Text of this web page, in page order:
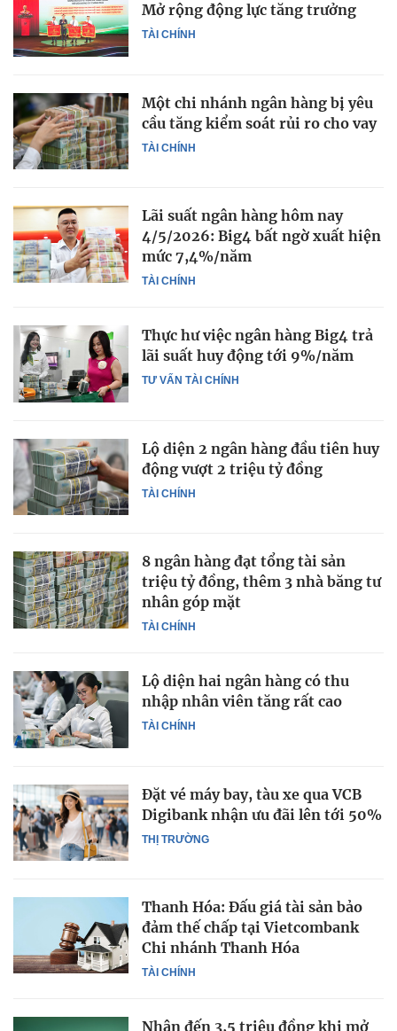
TÀI CHÍNH
Mở rộng động lực tăng trưởng
TÀI CHÍNH
Một chi nhánh ngân hàng bị yêu
cầu tăng kiểm soát rủi ro cho vay
TÀI CHÍNH
Lãi suất ngân hàng hôm nay
4/5/2026: Big4 bất ngờ xuất hiện
mức 7,4%/năm
TƯ VẤN TÀI CHÍNH
Thực hư việc ngân hàng Big4 trả
lãi suất huy động tới 9%/năm
TÀI CHÍNH
Lộ diện 2 ngân hàng đầu tiên huy
động vượt 2 triệu tỷ đồng
TÀI CHÍNH
8 ngân hàng đạt tổng tài sản
triệu tỷ đồng, thêm 3 nhà băng tư
nhân góp mặt
TÀI CHÍNH
Lộ diện hai ngân hàng có thu
nhập nhân viên tăng rất cao
THỊ TRƯỜNG
Đặt vé máy bay, tàu xe qua VCB
Digibank nhận ưu đãi lên tới 50%
TÀI CHÍNH
Thanh Hóa: Đấu giá tài sản bảo
đảm thế chấp tại Vietcombank
Chi nhánh Thanh Hóa
Nhận đến 3,5 triệu đồng khi mở